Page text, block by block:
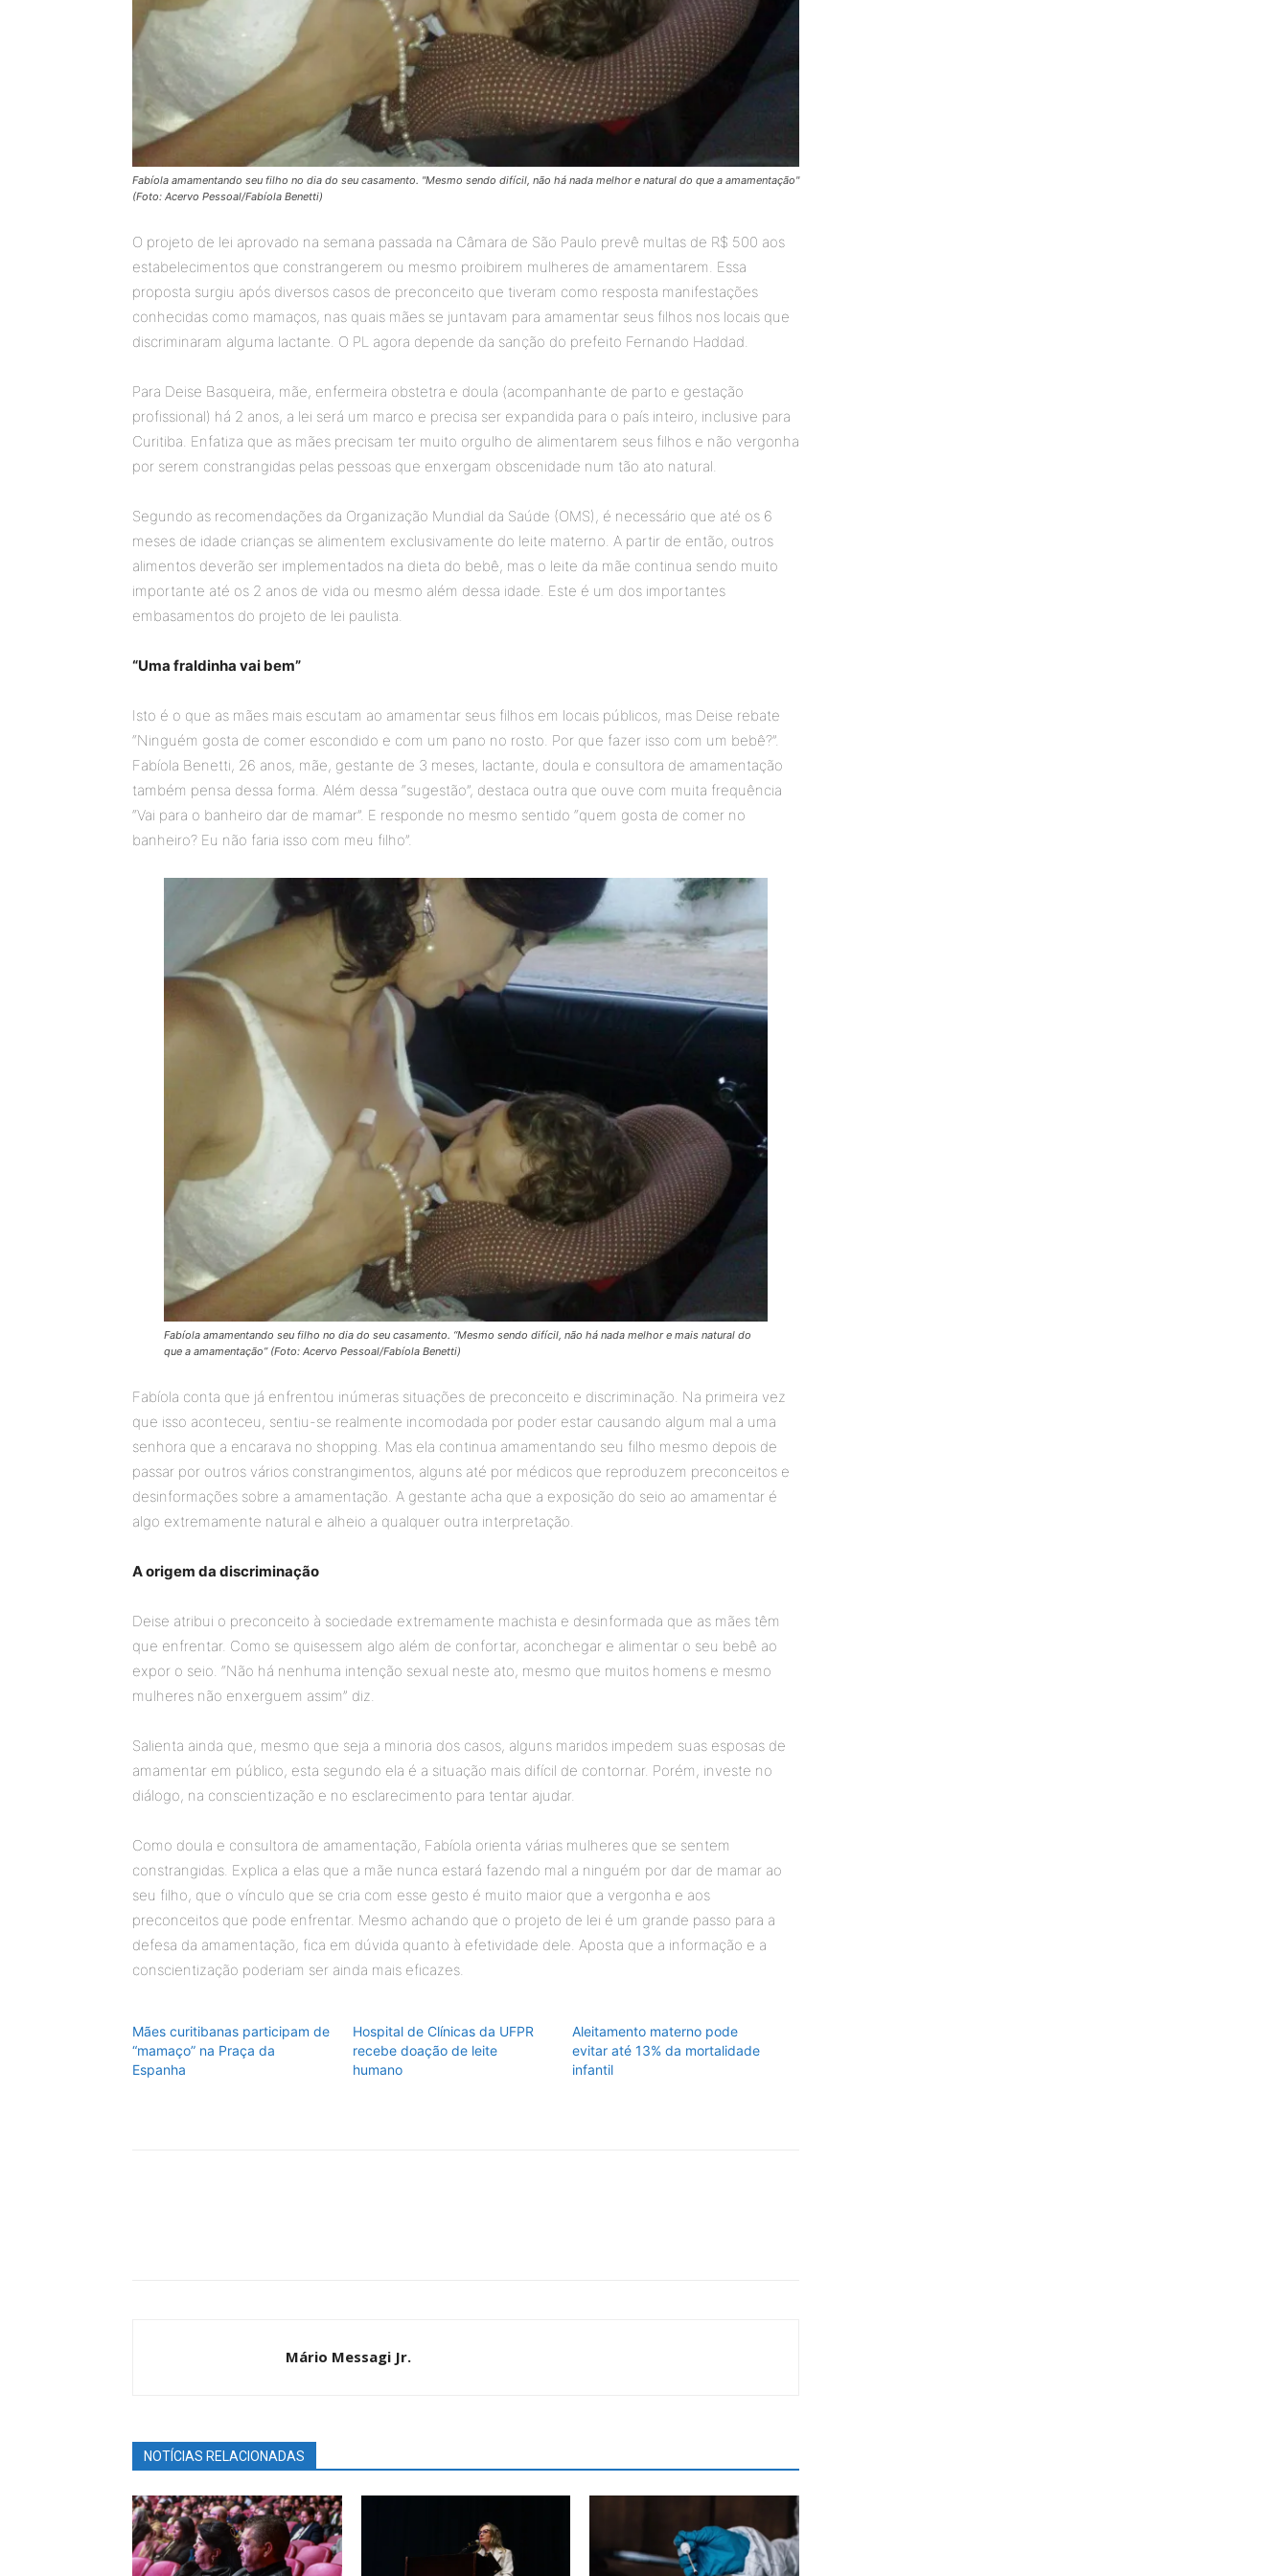
Fabíola amamentando seu filho no dia do seu casamento. "Mesmo sendo difícil, não há nada melhor e natural do que a amamentação"
(Foto: Acervo Pessoal/Fabíola Benetti)
O projeto de lei aprovado na semana passada na Câmara de São Paulo prevê multas de R$ 500 aos
estabelecimentos que constrangerem ou mesmo proibirem mulheres de amamentarem. Essa
proposta surgiu após diversos casos de preconceito que tiveram como resposta manifestações
conhecidas como mamaços, nas quais mães se juntavam para amamentar seus filhos nos locais que
discriminaram alguma lactante. O PL agora depende da sanção do prefeito Fernando Haddad.
Para Deise Basqueira, mãe, enfermeira obstetra e doula (acompanhante de parto e gestação
profissional) há 2 anos, a lei será um marco e precisa ser expandida para o país inteiro, inclusive para
Curitiba. Enfatiza que as mães precisam ter muito orgulho de alimentarem seus filhos e não vergonha
por serem constrangidas pelas pessoas que enxergam obscenidade num tão ato natural.
Segundo as recomendações da Organização Mundial da Saúde (OMS), é necessário que até os 6
meses de idade crianças se alimentem exclusivamente do leite materno. A partir de então, outros
alimentos deverão ser implementados na dieta do bebê, mas o leite da mãe continua sendo muito
importante até os 2 anos de vida ou mesmo além dessa idade. Este é um dos importantes
embasamentos do projeto de lei paulista.
“Uma fraldinha vai bem”
Isto é o que as mães mais escutam ao amamentar seus filhos em locais públicos, mas Deise rebate
“Ninguém gosta de comer escondido e com um pano no rosto. Por que fazer isso com um bebê?”.
Fabíola Benetti, 26 anos, mãe, gestante de 3 meses, lactante, doula e consultora de amamentação
também pensa dessa forma. Além dessa “sugestão”, destaca outra que ouve com muita frequência
“Vai para o banheiro dar de mamar”. E responde no mesmo sentido “quem gosta de comer no
banheiro? Eu não faria isso com meu filho”.
Fabíola amamentando seu filho no dia do seu casamento. “Mesmo sendo difícil, não há nada melhor e mais natural do
que a amamentação” (Foto: Acervo Pessoal/Fabíola Benetti)
Fabíola conta que já enfrentou inúmeras situações de preconceito e discriminação. Na primeira vez
que isso aconteceu, sentiu-se realmente incomodada por poder estar causando algum mal a uma
senhora que a encarava no shopping. Mas ela continua amamentando seu filho mesmo depois de
passar por outros vários constrangimentos, alguns até por médicos que reproduzem preconceitos e
desinformações sobre a amamentação. A gestante acha que a exposição do seio ao amamentar é
algo extremamente natural e alheio a qualquer outra interpretação.
A origem da discriminação
Deise atribui o preconceito à sociedade extremamente machista e desinformada que as mães têm
que enfrentar. Como se quisessem algo além de confortar, aconchegar e alimentar o seu bebê ao
expor o seio. “Não há nenhuma intenção sexual neste ato, mesmo que muitos homens e mesmo
mulheres não enxerguem assim” diz.
Salienta ainda que, mesmo que seja a minoria dos casos, alguns maridos impedem suas esposas de
amamentar em público, esta segundo ela é a situação mais difícil de contornar. Porém, investe no
diálogo, na conscientização e no esclarecimento para tentar ajudar.
Como doula e consultora de amamentação, Fabíola orienta várias mulheres que se sentem
constrangidas. Explica a elas que a mãe nunca estará fazendo mal a ninguém por dar de mamar ao
seu filho, que o vínculo que se cria com esse gesto é muito maior que a vergonha e aos
preconceitos que pode enfrentar. Mesmo achando que o projeto de lei é um grande passo para a
defesa da amamentação, fica em dúvida quanto à efetividade dele. Aposta que a informação e a
conscientização poderiam ser ainda mais eficazes.
Mães curitibanas participam de
“mamaço” na Praça da
Espanha
Hospital de Clínicas da UFPR
recebe doação de leite
humano
Aleitamento materno pode
evitar até 13% da mortalidade
infantil
Mário Messagi Jr.
NOTÍCIAS RELACIONADAS